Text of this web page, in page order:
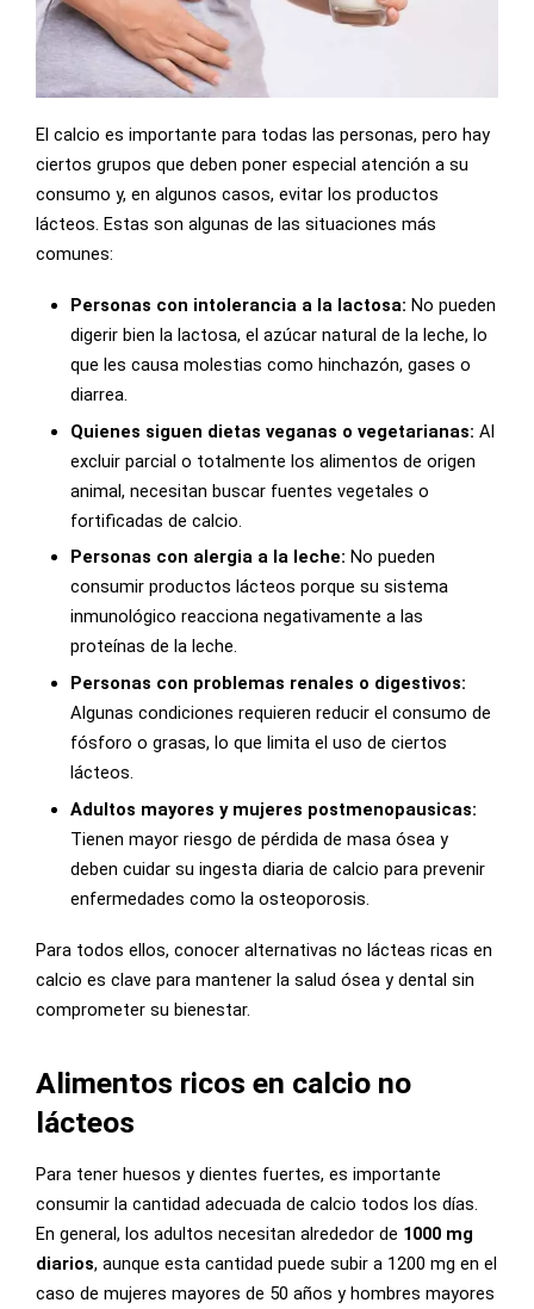
El calcio es importante para todas las personas, pero hay
ciertos grupos que deben poner especial atención a su
consumo y, en algunos casos, evitar los productos
lácteos. Estas son algunas de las situaciones más
comunes:
Personas con intolerancia a la lactosa: No pueden
digerir bien la lactosa, el azúcar natural de la leche, lo
que les causa molestias como hinchazón, gases o
diarrea.
Quienes siguen dietas veganas o vegetarianas: Al
excluir parcial o totalmente los alimentos de origen
animal, necesitan buscar fuentes vegetales o
fortificadas de calcio.
Personas con alergia a la leche: No pueden
consumir productos lácteos porque su sistema
inmunológico reacciona negativamente a las
proteínas de la leche.
Personas con problemas renales o digestivos:
Algunas condiciones requieren reducir el consumo de
fósforo o grasas, lo que limita el uso de ciertos
lácteos.
Adultos mayores y mujeres postmenopausicas:
Tienen mayor riesgo de pérdida de masa ósea y
deben cuidar su ingesta diaria de calcio para prevenir
enfermedades como la osteoporosis.
Para todos ellos, conocer alternativas no lácteas ricas en
calcio es clave para mantener la salud ósea y dental sin
comprometer su bienestar.
Alimentos ricos en calcio no
lácteos
Para tener huesos y dientes fuertes, es importante
consumir la cantidad adecuada de calcio todos los días.
En general, los adultos necesitan alrededor de 1000 mg
diarios, aunque esta cantidad puede subir a 1200 mg en el
caso de mujeres mayores de 50 años y hombres mayores